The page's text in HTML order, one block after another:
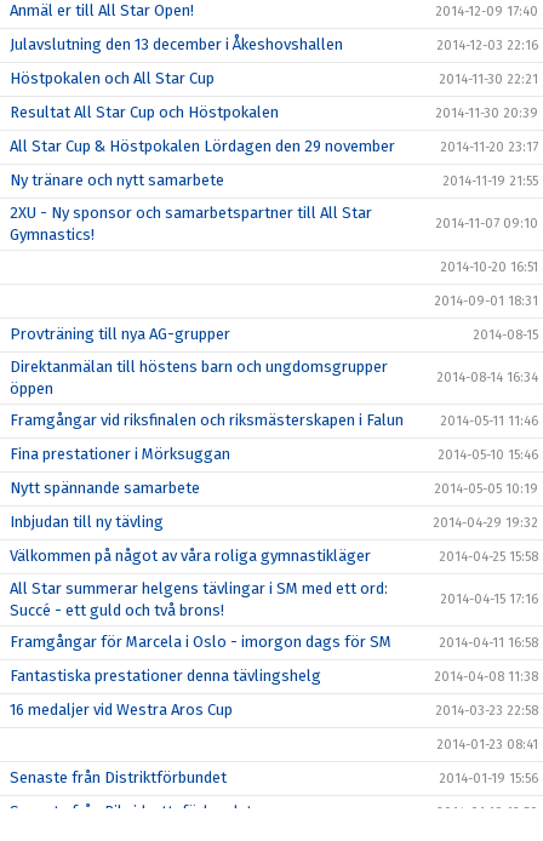
Anmäl er till All Star Open! 2014-12-09 17:40
Julavslutning den 13 december i Åkeshovshallen 2014-12-03 22:16
Höstpokalen och All Star Cup 2014-11-30 22:21
Resultat All Star Cup och Höstpokalen 2014-11-30 20:39
All Star Cup & Höstpokalen Lördagen den 29 november 2014-11-20 23:17
Ny tränare och nytt samarbete 2014-11-19 21:55
2XU - Ny sponsor och samarbetspartner till All Star
Gymnastics!
2014-11-07 09:10
2014-10-20 16:51
2014-09-01 18:31
Provträning till nya AG-grupper 2014-08-15
Direktanmälan till höstens barn och ungdomsgrupper
öppen
2014-08-14 16:34
Framgångar vid riksfinalen och riksmästerskapen i Falun 2014-05-11 11:46
Fina prestationer i Mörksuggan 2014-05-10 15:46
Nytt spännande samarbete 2014-05-05 10:19
Inbjudan till ny tävling 2014-04-29 19:32
Välkommen på något av våra roliga gymnastikläger 2014-04-25 15:58
All Star summerar helgens tävlingar i SM med ett ord:
Succé - ett guld och två brons!
2014-04-15 17:16
Framgångar för Marcela i Oslo - imorgon dags för SM 2014-04-11 16:58
Fantastiska prestationer denna tävlingshelg 2014-04-08 11:38
16 medaljer vid Westra Aros Cup 2014-03-23 22:58
2014-01-23 08:41
Senaste från Distriktförbundet 2014-01-19 15:56
Senaste från Riksidrottsförbundet 2014-01-19 12:50